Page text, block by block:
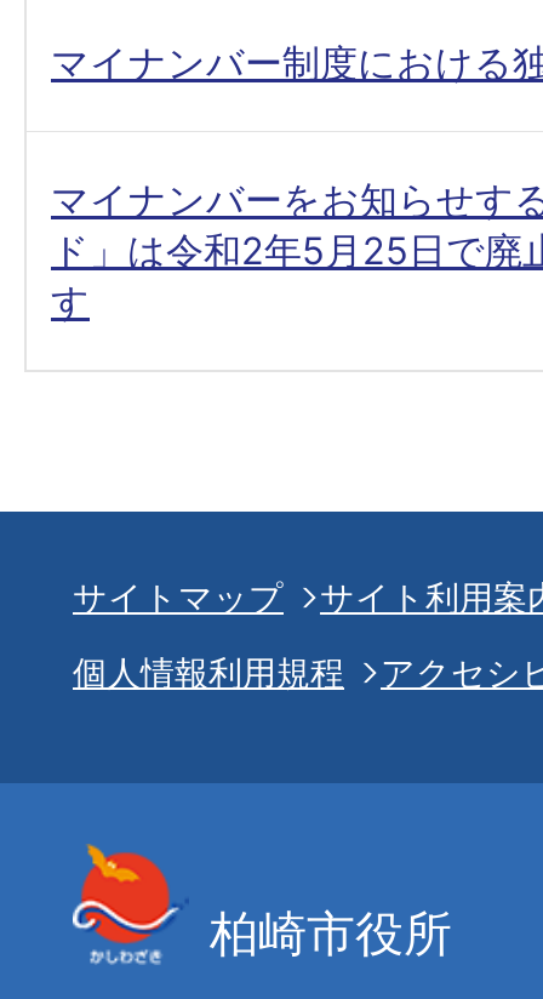
マイナンバー制度における
マイナンバーをお知らせす
ド」は令和2年5月25日で廃
す
サイトマップ
サイト利用案
個人情報利用規程
アクセシ
柏崎市役所